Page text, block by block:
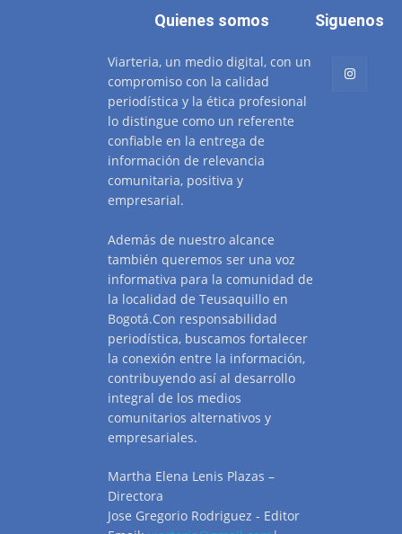
Quienes somos
Viarteria, un medio digital, con un
compromiso con la calidad
periodística y la ética profesional
lo distingue como un referente
confiable en la entrega de
información de relevancia
comunitaria, positiva y
empresarial.
Además de nuestro alcance
también queremos ser una voz
informativa para la comunidad de
la localidad de Teusaquillo en
Bogotá.Con responsabilidad
periodística, buscamos fortalecer
la conexión entre la información,
contribuyendo así al desarrollo
integral de los medios
comunitarios alternativos y
empresariales.
Martha Elena Lenis Plazas –
Directora
Jose Gregorio Rodriguez - Editor
Siguenos